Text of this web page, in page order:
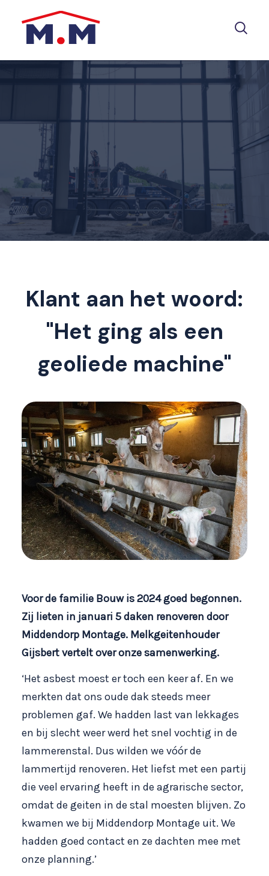
Klant aan het woord:
"Het ging als een
geoliede machine"
Voor de familie Bouw is 2024 goed begonnen.
Zij lieten in januari 5 daken renoveren door
Middendorp Montage. Melkgeitenhouder
Gijsbert vertelt over onze samenwerking.
‘Het asbest moest er toch een keer af. En we
merkten dat ons oude dak steeds meer
problemen gaf. We hadden last van lekkages
en bij slecht weer werd het snel vochtig in de
lammerenstal. Dus wilden we vóór de
lammertijd renoveren. Het liefst met een partij
die veel ervaring heeft in de agrarische sector,
omdat de geiten in de stal moesten blijven. Zo
kwamen we bij Middendorp Montage uit. We
hadden goed contact en ze dachten mee met
onze planning.’